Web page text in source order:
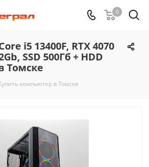
0
i5 13400F, RTX 4070
SSD 500Гб + HDD
Томске
компьютер в Томске